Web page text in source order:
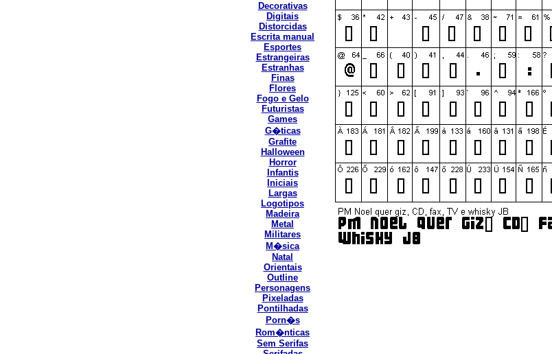
Decorativas
Digitais
Distorcidas
Escrita manual
Esportes
Estrangeiras
Estranhas
Finas
Flores
Fogo e Gelo
Futuristas
Games
G�ticas
Grafite
Halloween
Horror
Infantis
Iniciais
Largas
Logotipos
Madeira
Metal
Militares
M�sica
Natal
Orientais
Outline
Personagens
Pixeladas
Pontilhadas
Porn�s
Rom�nticas
Sem Serifas